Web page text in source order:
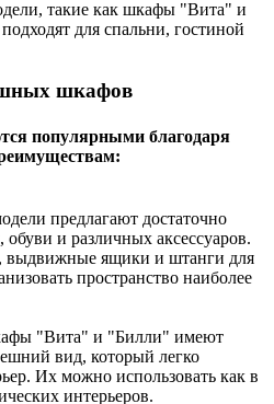
такие как шкафы "Вита" и
для спальни, гостиной
шкафов
популярными благодаря
предлагают достаточно
и различных аксессуаров.
выдвижные ящики и штанги для
пространство наиболее
"Вита" и "Билли" имеют
вид, который легко
Их можно использовать как в
интерьеров.